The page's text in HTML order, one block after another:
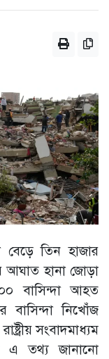
বেড়ে তিন হাজার
আঘাত হানা জোড়া
বাসিন্দা আহত
বাসিন্দা নিখোঁজ
সংবাদমাধ্যম
এ তথ্য জানানো